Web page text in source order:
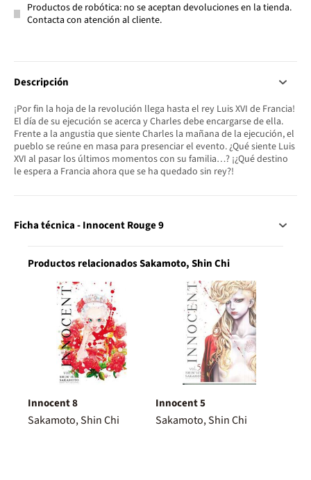
Productos de robótica: no se aceptan devoluciones en la tienda.
Contacta con atención al cliente.
Descripción
¡Por fin la hoja de la revolución llega hasta el rey Luis XVI de Francia!
El día de su ejecución se acerca y Charles debe encargarse de ella.
Frente a la angustia que siente Charles la mañana de la ejecución, el
pueblo se reúne en masa para presenciar el evento. ¿Qué siente Luis
XVI al pasar los últimos momentos con su familia…? ¡¿Qué destino
le espera a Francia ahora que se ha quedado sin rey?!
Ficha técnica - Innocent Rouge 9
Productos relacionados Sakamoto, Shin Chi
Innocent 8
Sakamoto, Shin Chi
Innocent 5
Sakamoto, Shin Chi